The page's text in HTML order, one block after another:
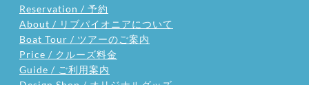
Reservation / 予約
About / リブパイオニアについて
Boat Tour / ツアーのご案内
Price / クルーズ料金
Guide / ご利用案内